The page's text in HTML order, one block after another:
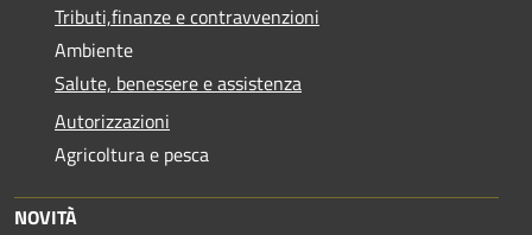
Tributi,finanze e contravvenzioni
Ambiente
Salute, benessere e assistenza
Autorizzazioni
Agricoltura e pesca
NOVITÀ